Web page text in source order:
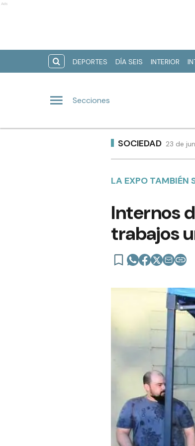
Ads
DEPORTES DÍA SEIS INTERIOR
Secciones
SOCIEDAD 23 de
LA EXPO TAMBIÉN
Internos
trabajos